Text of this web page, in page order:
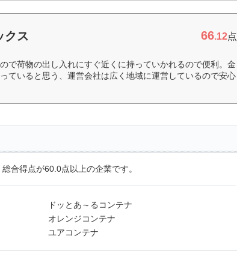
クス 66.12点
で荷物の出し入れにすぐ近くに持っていかれるので便利。金
ていると思う、運営会社は広く地域に運営しているので安心
合得点が60.0点以上の企業です。
ドッとあ～るコンテナ
オレンジコンテナ
ユアコンテナ